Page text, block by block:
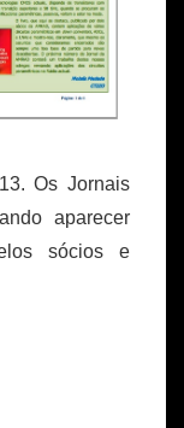
Os Jornais
aparecer
sócios e